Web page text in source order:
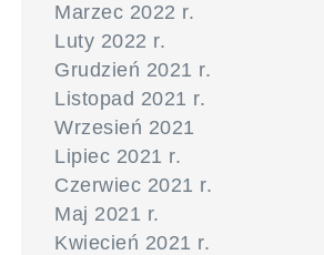
Marzec 2022 r.
Luty 2022 r.
Grudzień 2021 r.
Listopad 2021 r.
Wrzesień 2021
Lipiec 2021 r.
Czerwiec 2021 r.
Maj 2021 r.
Kwiecień 2021 r.